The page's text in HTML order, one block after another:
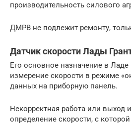
производительность силового
ДМРВ не подлежит ремонту,
Датчик скорости Лады
Его основное назначение в Ладе
измерение скорости в режиме
данных на приборную панель.
Некорректная работа или выход
определение скорости, с которой